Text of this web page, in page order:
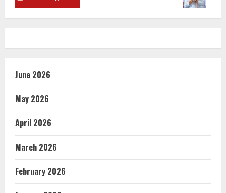
June 2026
May 2026
April 2026
March 2026
February 2026